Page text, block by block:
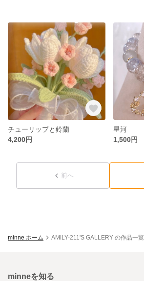
チューリップと鈴蘭
4,200円
星河
1,500円
前へ
minne ホーム AMILY-211'S GALLERY の作品一覧
minneを知る